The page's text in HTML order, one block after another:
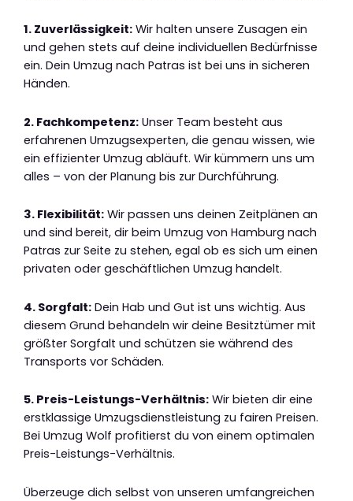
1. Zuverlässigkeit: Wir halten unsere Zusagen ein
und gehen stets auf deine individuellen Bedürfnisse
ein. Dein Umzug nach Patras ist bei uns in sicheren
Händen.
2. Fachkompetenz: Unser Team besteht aus
erfahrenen Umzugsexperten, die genau wissen, wie
ein effizienter Umzug abläuft. Wir kümmern uns um
alles – von der Planung bis zur Durchführung.
3. Flexibilität: Wir passen uns deinen Zeitplänen an
und sind bereit, dir beim Umzug von Hamburg nach
Patras zur Seite zu stehen, egal ob es sich um einen
privaten oder geschäftlichen Umzug handelt.
4. Sorgfalt: Dein Hab und Gut ist uns wichtig. Aus
diesem Grund behandeln wir deine Besitztümer mit
größter Sorgfalt und schützen sie während des
Transports vor Schäden.
5. Preis-Leistungs-Verhältnis: Wir bieten dir eine
erstklassige Umzugsdienstleistung zu fairen Preisen.
Bei Umzug Wolf profitierst du von einem optimalen
Preis-Leistungs-Verhältnis.
Überzeuge dich selbst von unseren umfangreichen